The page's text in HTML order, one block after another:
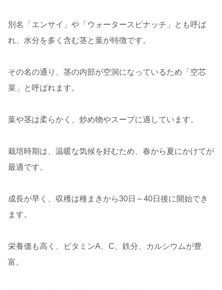
別名「エンサイ」や「ウォータースピナッチ」とも呼ば
れ、水分を多く含む茎と葉が特徴です。
その名の通り、茎の内部が空洞になっているため「空芯
菜」と呼ばれます。
葉や茎は柔らかく、炒め物やスープに適しています。
栽培時期は、温暖な気候を好むため、春から夏にかけてが
最適です。
成長が早く、収穫は種まきから30日～40日後に開始でき
ます。
栄養価も高く、ビタミンA、C、鉄分、カルシウムが豊
富。